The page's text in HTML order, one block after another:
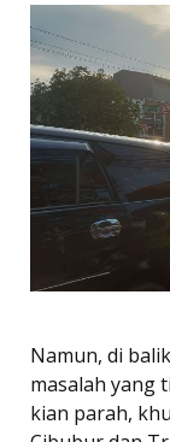
Namun, di
masalah yang
kian parah,